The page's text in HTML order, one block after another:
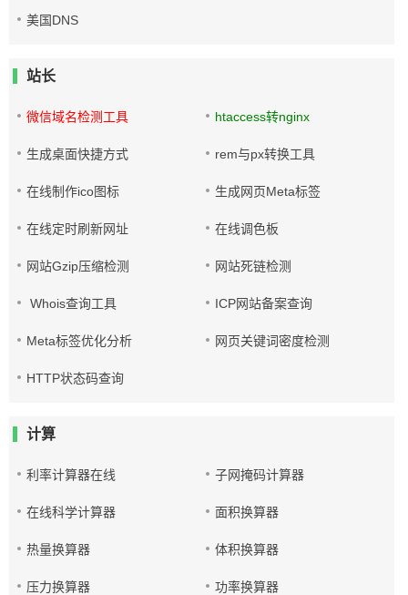
美国DNS
站长
微信域名检测工具 htaccess转nginx
生成桌面快捷方式 rem与px转换工具
在线制作ico图标 生成网页Meta标签
在线定时刷新网址 在线调色板
网站Gzip压缩检测 网站死链检测
Whois查询工具 ICP网站备案查询
Meta标签优化分析 网页关键词密度检测
HTTP状态码查询
计算
利率计算器在线 子网掩码计算器
在线科学计算器 面积换算器
热量换算器 体积换算器
压力换算器 功率换算器